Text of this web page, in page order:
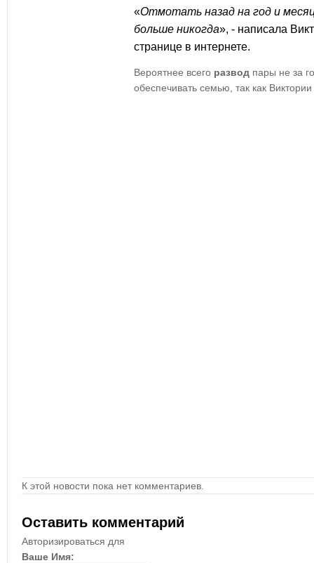
«Отмотать назад на год и
больше никогда», - написала
странице в интернете.
Вероятнее всего развод пары не за
обеспечивать семью, так как
К этой новости пока нет комментариев.
Оставить комментарий
Авторизироваться для
Ваше Имя: